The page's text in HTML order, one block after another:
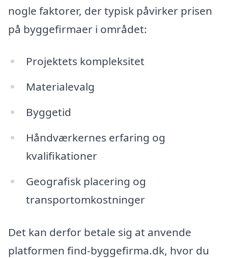
nogle faktorer, der typisk påvirker prisen
på byggefirmaer i området:
Projektets kompleksitet
Materialevalg
Byggetid
Håndværkernes erfaring og
kvalifikationer
Geografisk placering og
transportomkostninger
Det kan derfor betale sig at anvende
platformen find-byggefirma.dk, hvor du